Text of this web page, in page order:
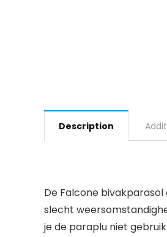
Description
De Falcone
slecht
je de paraplu niet